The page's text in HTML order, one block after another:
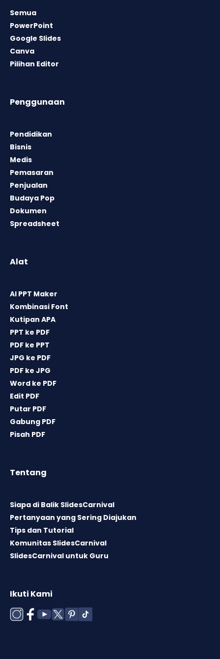
Semua
PowerPoint
Google Slides
Canva
Pilihan Editor
Penggunaan
Pendidikan
Bisnis
Medis
Pemasaran
Penjualan
Budaya Pop
Dokumen
Spreadsheet
Alat
AI PPT Maker
Kombinasi Font
Kutipan APA
PPT ke PDF
PDF ke PPT
JPG ke PDF
PDF ke JPG
Word ke PDF
Edit PDF
Putar PDF
Gabung PDF
Pisah PDF
Tentang
Siapa di Balik SlidesCarnival
Pertanyaan yang Sering Diajukan
Tips dan Tutorial
Komunitas SlidesCarnival
SlidesCarnival untuk Guru
Ikuti Kami